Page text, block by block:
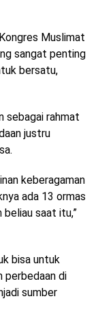
Muslimat
sangat penting
bersatu,
sebagai rahmat
justru
keberagaman
ada 13 ormas
beliau saat itu,”
bisa untuk
perbedaan di
sumber